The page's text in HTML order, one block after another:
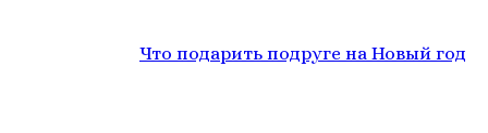
Что подарить подруге на Новый год